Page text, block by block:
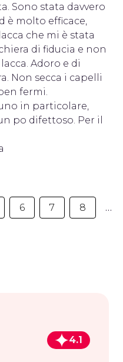
Sono stata davvero
è molto efficace,
che mi è stata
di fiducia e non
Adoro e di
Non secca i capelli
fermi.
in particolare,
po difettoso. Per il
6 7 8 …
4.1